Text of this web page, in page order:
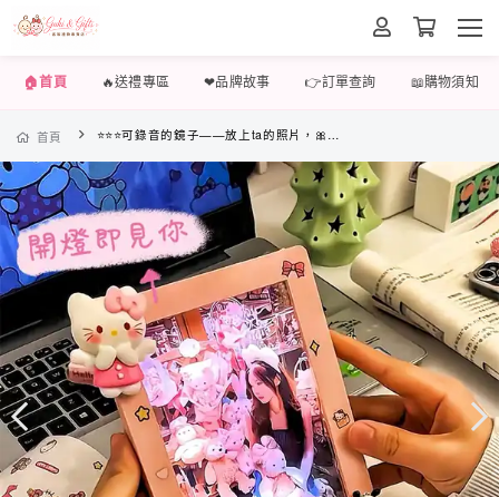
🏠首頁 🔥送禮專區 ❤品牌故事 👉訂單查詢 📖購物須知
首頁 ⭐⭐⭐可錄音的鏡子——放上ta的照片，🎀貼上可愛的貼紙，🎤錄上想對ta說的話，就是世上獨一無二的禮物啦~🎁